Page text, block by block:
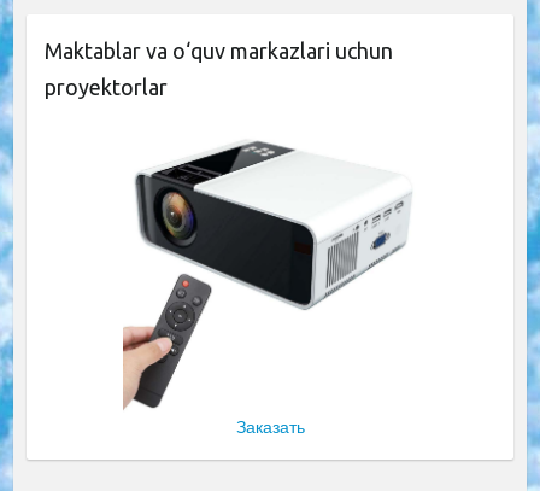
Maktablar va o‘quv markazlari uchun
proyektorlar
Заказать